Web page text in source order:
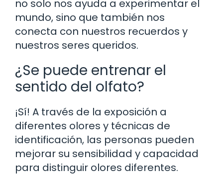
no solo nos ayuda a experimentar el
mundo, sino que también nos
conecta con nuestros recuerdos y
nuestros seres queridos.
¿Se puede entrenar el
sentido del olfato?
¡Sí! A través de la exposición a
diferentes olores y técnicas de
identificación, las personas pueden
mejorar su sensibilidad y capacidad
para distinguir olores diferentes.